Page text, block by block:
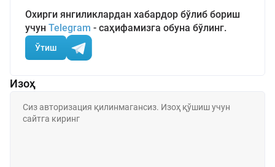
Охирги янгиликлардан хабардор бўлиб бориш
учун Telegram - саҳифамизга обуна бўлинг.
Ўтиш
Изоҳ